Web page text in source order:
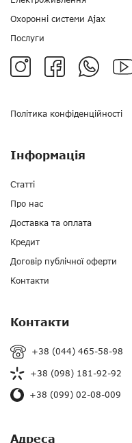
Політика конфіденційності
Охоронні системи Ajax
Послуги
Інформація
Статті
Про нас
Доставка та оплата
Кредит
Договір публічної оферти
Контакти
Контакти
+38 (044) 465-58-98
+38 (098) 181-92-92
+38 (099) 02-08-009
Адреса